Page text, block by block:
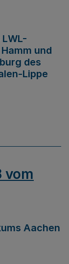
und
des
Lippe
vom
Aachen